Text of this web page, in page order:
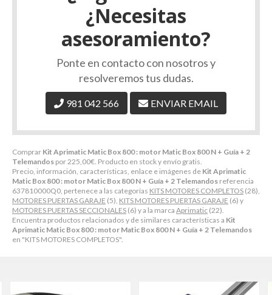
Comprar Kit Aprimatic Matic Box 800 : motor Matic Box 800 N + Guía + 2
Telemandos por 225,00€ . Producto en stock y envío gratis.
Precio, información, características, enlace e imágenes de Kit Aprimatic
Matic Box 800 : motor Matic Box 800 N + Guía + 2 Telemandos referencia
637810000Q0, pertenece a las categorías KITS MOTORES COMPLETOS (28),
MOTORES PUERTAS GARAJE (5), KITS MOTORES PUERTAS GARAJE (6) y
MOTORES PUERTAS SECCIONALES (6) y a la marca Aprimatic (22).
Encuentra productos relacionados y de similares características a Kit
Aprimatic Matic Box 800 : motor Matic Box 800 N + Guía + 2 Telemandos
en "KITS MOTORES COMPLETOS".
¿Necesitas
asesoramiento?
Ponte en contacto con nosotros y
resolveremos tus dudas.
981 042 566 ENVIAR EMAIL